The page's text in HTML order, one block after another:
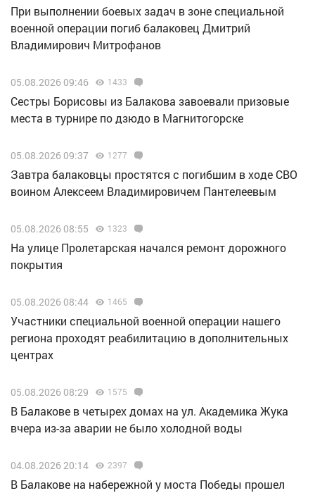
При выполнении боевых задач в зоне специальной
военной операции погиб балаковец Дмитрий
Владимирович Митрофанов
05.08.2026 09:46 1433
Сестры Борисовы из Балакова завоевали призовые
места в турнире по дзюдо в Магнитогорске
05.08.2026 09:37 1277
Завтра балаковцы простятся с погибшим в ходе СВО
воином Алексеем Владимировичем Пантелеевым
05.08.2026 08:55 1323
На улице Пролетарская начался ремонт дорожного
покрытия
05.08.2026 08:44 1465
Участники специальной военной операции нашего
региона проходят реабилитацию в дополнительных
центрах
05.08.2026 08:29 1575
В Балакове в четырех домах на ул. Академика Жука
вчера из-за аварии не было холодной воды
04.08.2026 20:14 2397
В Балакове на набережной у моста Победы прошел